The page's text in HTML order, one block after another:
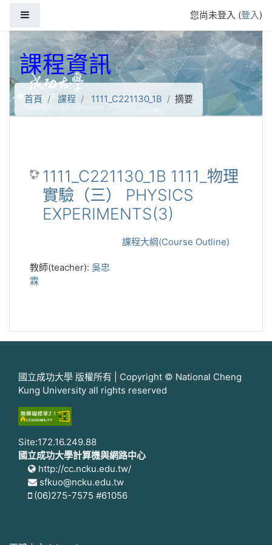
您尚未登入 (登入)
課程資訊
首頁 課程 1111_C221130_1B 摘要
1111_C221130_1B 1111_物理
實驗（三） PHYSICS
EXPERIMENTS(3)
課程大綱(Course Outline)
教師(teacher): 吳忠
霖
國立成功大學 版權所有 | Copyright © National Cheng
Kung University all rights reserved
Site:172.16.249.88
國立成功大學計算機與網路中心
http://cc.ncku.edu.tw/
sfkuo@ncku.edu.tw
(06)275-7575 #61056